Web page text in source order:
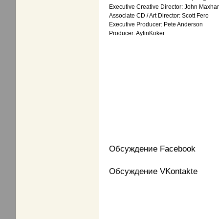
Executive Creative Director: John
Associate CD / Art Director: Scott Fero
Executive Producer: Pete Anderson
Producer: AylinKoker
Обсуждение Facebook
Обсуждение VKontakte